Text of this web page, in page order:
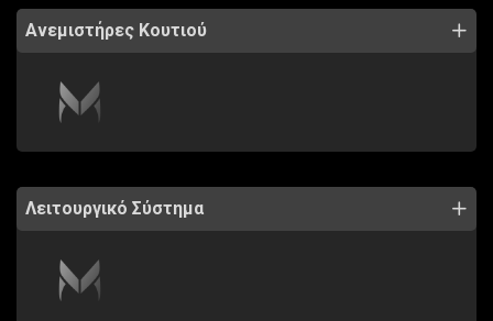
Ανεμιστήρες Κουτιού
Λειτουργικό Σύστημα